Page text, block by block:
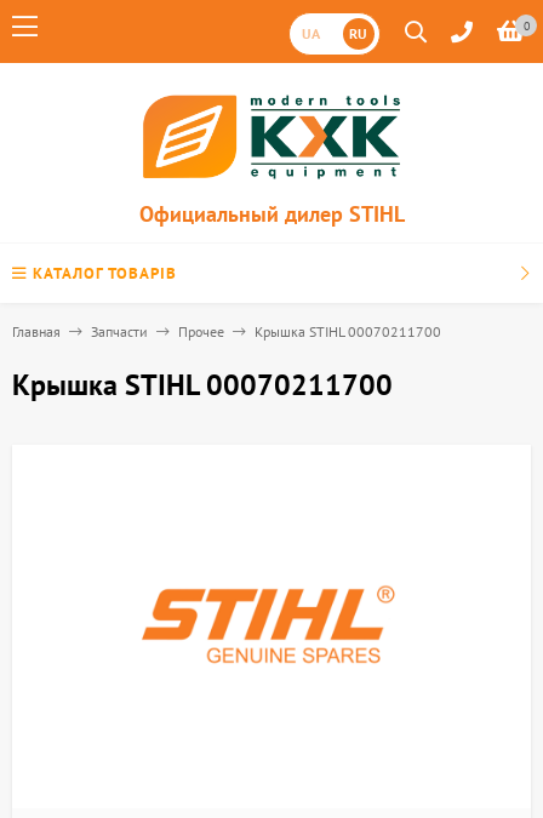
UA RU 0
Официальный дилер STIHL
КАТАЛОГ ТОВАРІВ
Главная Запчасти Прочее Крышка STIHL 00070211700
Крышка STIHL 00070211700